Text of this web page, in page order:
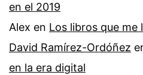
en el 2019
Alex en Los libros que me
David Ramírez-Ordóñez
en la era digital